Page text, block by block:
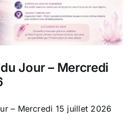
Jour – Mercredi
– Mercredi 15 juillet 2026